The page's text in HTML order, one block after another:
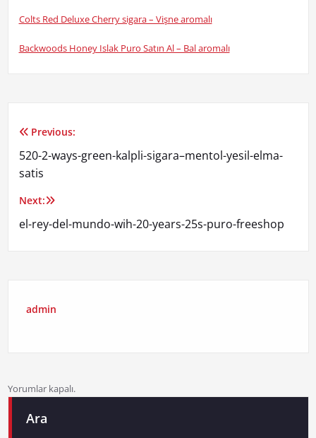
Colts Red Deluxe Cherry sigara – Vişne aromalı
Backwoods Honey Islak Puro Satın Al – Bal aromalı
Yazı
gezinmesi
Previous:
520-2-ways-green-kalpli-sigara–mentol-yesil-elma-
satis
Next:
el-rey-del-mundo-wih-20-years-25s-puro-freeshop
admin
Yorumlar kapalı.
Ara